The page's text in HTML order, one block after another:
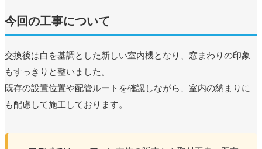
今回の工事について
交換後は白を基調とした新しい室内機となり、窓まわりの印象
もすっきりと整いました。
既存の設置位置や配管ルートを確認しながら、室内の納まりに
も配慮して施工しております。